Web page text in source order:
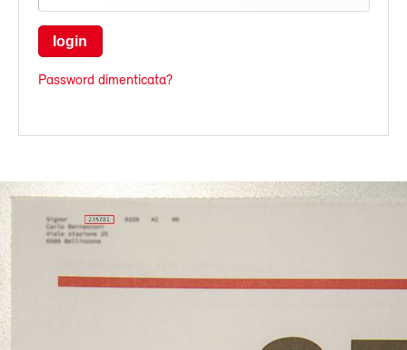
login
Password dimenticata?